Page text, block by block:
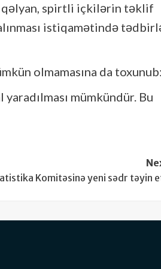
qəlyan, spirtli içkilərin təklif
istiqamətində
olmamasına da toxunub:
mümkündür. Bu
Komitəsinə yeni sədr təyin